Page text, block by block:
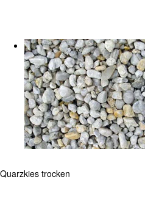
Quarzkies trocken